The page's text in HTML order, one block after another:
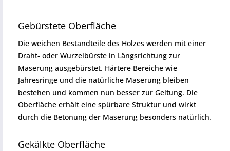
Gebürstete Oberfläche
Die weichen Bestandteile des Holzes werden mit einer
Draht- oder Wurzelbürste in Längsrichtung zur
Maserung ausgebürstet. Härtere Bereiche wie
Jahresringe und die natürliche Maserung bleiben
bestehen und kommen nun besser zur Geltung. Die
Oberfläche erhält eine spürbare Struktur und wirkt
durch die Betonung der Maserung besonders natürlich.
Gekälkte Oberfläche